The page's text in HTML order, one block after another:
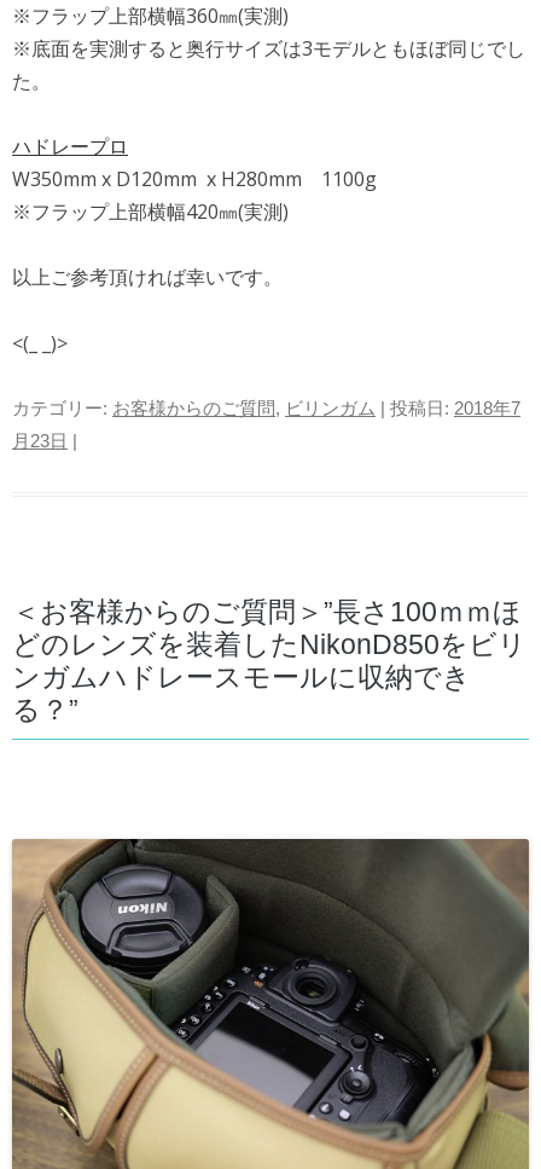
※フラップ上部横幅360㎜(実測)
※底面を実測すると奥行サイズは3モデルともほぼ同じでし
た。
ハドレープロ
W350mm x D120mm x H280mm 1100g
※フラップ上部横幅420㎜(実測)
以上ご参考頂ければ幸いです。
<(_ _)>
カテゴリー: お客様からのご質問, ビリンガム | 投稿日: 2018年7
月23日
＜お客様からのご質問＞”長さ100ｍｍほ
どのレンズを装着したNikonD850をビリ
ンガムハドレースモールに収納でき
る？”